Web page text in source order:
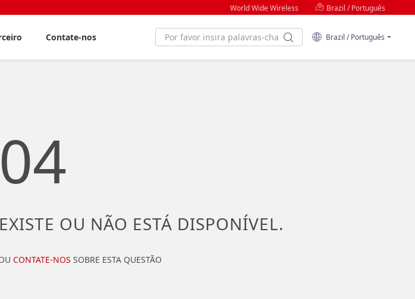
World Wide Wireless Brazil / Português
Contate-nos Brazil / Português
OU NÃO ESTÁ DISPONÍVEL.
CONTATE-NOS SOBRE ESTA QUESTÃO